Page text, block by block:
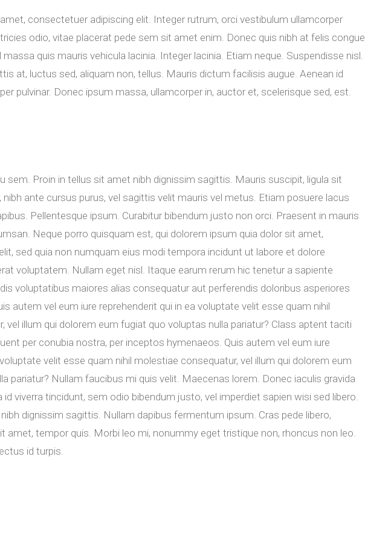
consectetuer adipiscing elit. Integer rutrum, orci vestibulum ullamcorper
odio, vitae placerat pede sem sit amet enim. Donec quis nibh at felis congue
quis mauris vehicula lacinia. Integer lacinia. Etiam neque. Suspendisse nisl.
at, luctus sed, aliquam non, tellus. Mauris dictum facilisis augue. Aenean id
pulvinar. Donec ipsum massa, ullamcorper in, auctor et, scelerisque sed, est.
sem. Proin in tellus sit amet nibh dignissim sagittis. Mauris suscipit, ligula sit
ante cursus purus, vel sagittis velit mauris vel metus. Etiam posuere lacus
Pellentesque ipsum. Curabitur bibendum justo non orci. Praesent in mauris
Neque porro quisquam est, qui dolorem ipsum quia dolor sit amet,
sed quia non numquam eius modi tempora incidunt ut labore et dolore
voluptatem. Nullam eget nisl. Itaque earum rerum hic tenetur a sapiente
voluptatibus maiores alias consequatur aut perferendis doloribus asperiores
autem vel eum iure reprehenderit qui in ea voluptate velit esse quam nihil
vel illum qui dolorem eum fugiat quo voluptas nulla pariatur? Class aptent taciti
per conubia nostra, per inceptos hymenaeos. Quis autem vel eum iure
velit esse quam nihil molestiae consequatur, vel illum qui dolorem eum
pariatur? Nullam faucibus mi quis velit. Maecenas lorem. Donec iaculis gravida
id viverra tincidunt, sem odio bibendum justo, vel imperdiet sapien wisi sed libero.
dignissim sagittis. Nullam dapibus fermentum ipsum. Cras pede libero,
amet, tempor quis. Morbi leo mi, nonummy eget tristique non, rhoncus non leo.
id turpis.